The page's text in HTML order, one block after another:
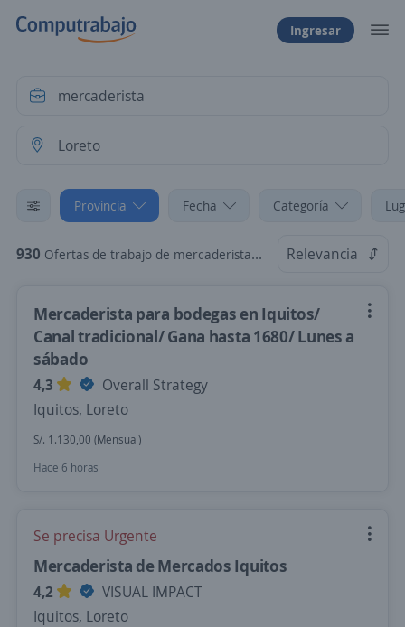
Ingresar
Provincia Fecha Categoría
930 Ofertas de trabajo de mercaderista en Loreto Relevancia
Mercaderista para bodegas en Iquitos/
Canal tradicional/ Gana hasta 1680/ Lunes a
sábado
4,3
Overall Strategy
Iquitos, Loreto
S/. 1.130,00 (Mensual)
Hace 6 horas
Se precisa Urgente
Mercaderista de Mercados Iquitos
4,2
VISUAL IMPACT
Iquitos, Loreto